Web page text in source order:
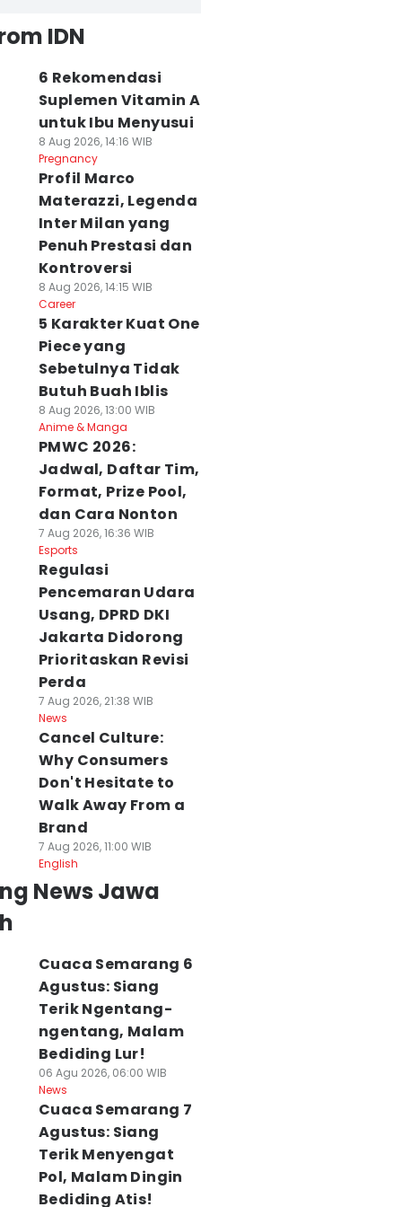
IDN
6 Rekomendasi
Suplemen Vitamin A
untuk Ibu Menyusui
8 Aug 2026, 14:16 WIB
Pregnancy
Profil Marco
Materazzi, Legenda
Inter Milan yang
Penuh Prestasi dan
Kontroversi
8 Aug 2026, 14:15 WIB
Career
5 Karakter Kuat One
Piece yang
Sebetulnya Tidak
Butuh Buah Iblis
8 Aug 2026, 13:00 WIB
Anime & Manga
PMWC 2026:
Jadwal, Daftar Tim,
Format, Prize Pool,
dan Cara Nonton
7 Aug 2026, 16:36 WIB
Esports
Regulasi
Pencemaran Udara
Usang, DPRD DKI
Jakarta Didorong
Prioritaskan Revisi
Perda
7 Aug 2026, 21:38 WIB
News
Cancel Culture:
Why Consumers
Don't Hesitate to
Walk Away From a
Brand
7 Aug 2026, 11:00 WIB
English
News Jawa
Cuaca Semarang 6
Agustus: Siang
Terik Ngentang-
ngentang, Malam
Bediding Lur!
06 Agu 2026, 06:00 WIB
News
Cuaca Semarang 7
Agustus: Siang
Terik Menyengat
Pol, Malam Dingin
Bediding Atis!